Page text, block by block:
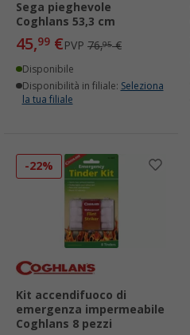
Sega pieghevole
Coghlans 53,3 cm
45,99 €PVP 76,95€
Disponibile
Disponibilità in filiale: Seleziona
la tua filiale
-22%
Kit accendifuoco di
emergenza impermeabile
Coghlans 8 pezzi